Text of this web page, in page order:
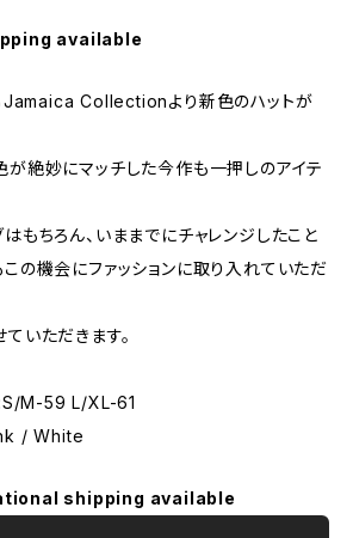
available
Collectionより新色のハットが
が絶妙にマッチした今作も一押しのアイテ
もちろん、いままでにチャレンジしたこと
の機会にファッションに取り入れていただ
いただきます。
M-59 L/XL-61
/ White
shipping available